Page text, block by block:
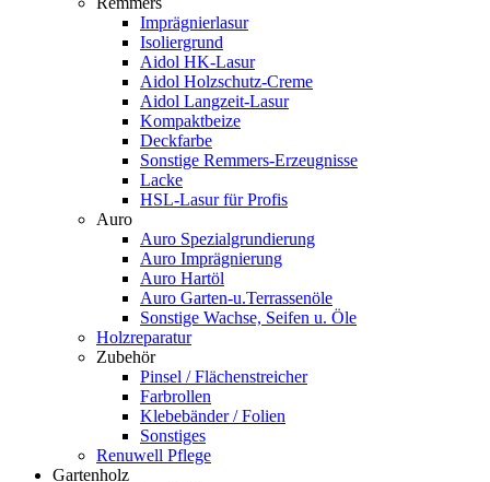
Imprägnierlasur
Isoliergrund
Aidol HK-Lasur
Aidol Holzschutz-Creme
Aidol Langzeit-Lasur
Kompaktbeize
Deckfarbe
Sonstige Remmers-Erzeugnisse
Lacke
HSL-Lasur für Profis
Auro
Auro Spezialgrundierung
Auro Imprägnierung
Auro Hartöl
Auro Garten-u.Terrassenöle
Sonstige Wachse, Seifen u. Öle
Holzreparatur
Zubehör
Pinsel / Flächenstreicher
Farbrollen
Klebebänder / Folien
Sonstiges
Renuwell Pflege
Gartenholz